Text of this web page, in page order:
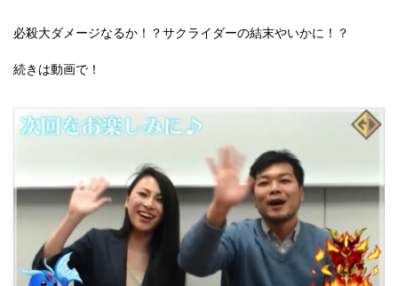
必殺大ダメージなるか！？サクライダーの結末やいかに！？
続きは動画で！